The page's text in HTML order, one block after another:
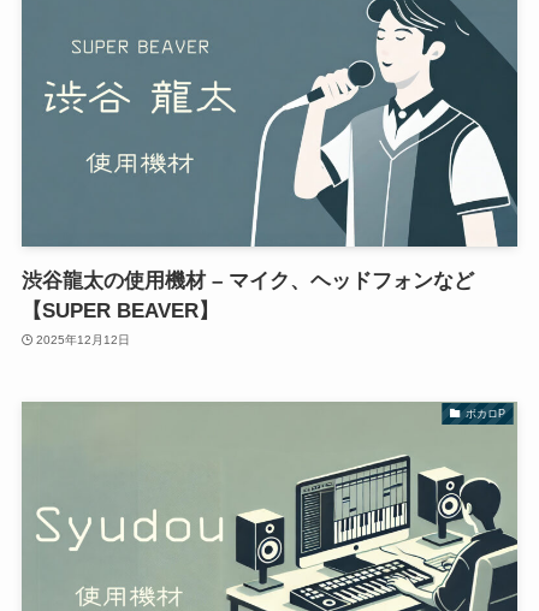
渋谷龍太の使用機材 – マイク、ヘッドフォンなど
【SUPER BEAVER】
2025年12月12日
ボカロP